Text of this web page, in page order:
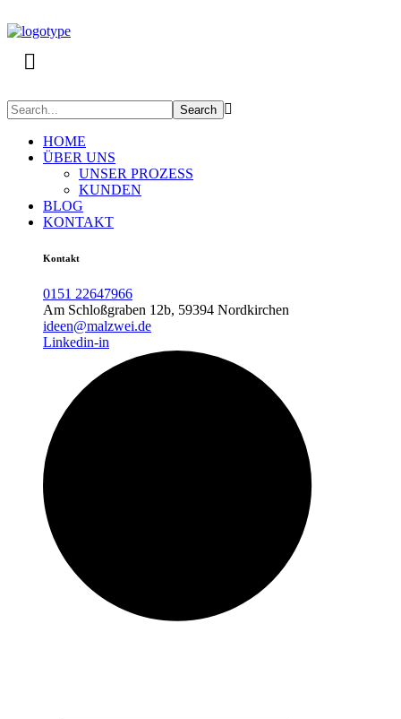
HOME
ÜBER UNS
UNSER PROZESS
KUNDEN
BLOG
KONTAKT
Kontakt
0151 22647966
Am Schloßgraben 12b, 59394 Nordkirchen
ideen@malzwei.de
Linkedin-in